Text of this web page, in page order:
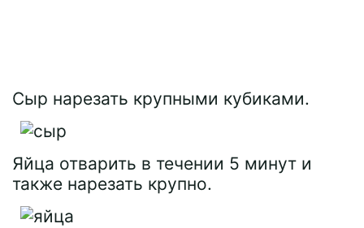
Сыр нарезать крупными кубиками.
Яйца отварить в течении 5 минут и
также нарезать крупно.